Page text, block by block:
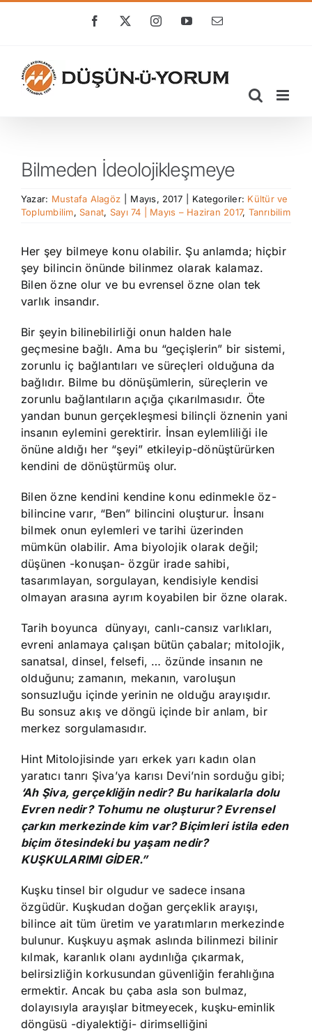
Facebook
X InstagramYouTube
E-
Bilmeden İdeolojikleşmeye
Yazar: Mustafa Alagöz Mayıs, 2017 Kategoriler: Kültür ve
Toplumbilim, Sanat, Sayı 74 | Mayıs – Haziran 2017, Tanrıbilim
Her şey bilmeye konu olabilir. Şu anlamda; hiçbir
şey bilincin önünde bilinmez olarak kalamaz.
Bilen özne olur ve bu evrensel özne olan tek
varlık insandır.
Bir şeyin bilinebilirliği onun halden hale
geçmesine bağlı. Ama bu “geçişlerin” bir sistemi,
zorunlu iç bağlantıları ve süreçleri olduğuna da
bağlıdır. Bilme bu dönüşümlerin, süreçlerin ve
zorunlu bağlantıların açığa çıkarılmasıdır. Öte
yandan bunun gerçekleşmesi bilinçli öznenin yani
insanın eylemini gerektirir. İnsan eylemliliği ile
önüne aldığı her “şeyi” etkileyip-dönüştürürken
kendini de dönüştürmüş olur.
Bilen özne kendini kendine konu edinmekle öz-
bilincine varır, “Ben” bilincini oluşturur. İnsanı
bilmek onun eylemleri ve tarihi üzerinden
mümkün olabilir. Ama biyolojik olarak değil;
düşünen -konuşan- özgür irade sahibi,
tasarımlayan, sorgulayan, kendisiyle kendisi
olmayan arasına ayrım koyabilen bir özne olarak.
Tarih boyunca dünyayı, canlı-cansız varlıkları,
evreni anlamaya çalışan bütün çabalar; mitolojik,
sanatsal, dinsel, felsefi, … özünde insanın ne
olduğunu; zamanın, mekanın, varoluşun
sonsuzluğu içinde yerinin ne olduğu arayışıdır.
Bu sonsuz akış ve döngü içinde bir anlam, bir
merkez sorgulamasıdır.
Hint Mitolojisinde yarı erkek yarı kadın olan
yaratıcı tanrı Şiva’ya karısı Devi’nin sorduğu gibi;
‘Ah Şiva, gerçekliğin nedir? Bu harikalarla dolu
Evren nedir? Tohumu ne oluşturur? Evrensel
çarkın merkezinde kim var? Biçimleri istila eden
biçim ötesindeki bu yaşam nedir?
KUŞKULARIMI GİDER.”
Kuşku tinsel bir olgudur ve sadece insana
özgüdür. Kuşkudan doğan gerçeklik arayışı,
bilince ait tüm üretim ve yaratımların merkezinde
bulunur. Kuşkuyu aşmak aslında bilinmezi bilinir
kılmak, karanlık olanı aydınlığa çıkarmak,
belirsizliğin korkusundan güvenliğin ferahlığına
ermektir. Ancak bu çaba asla son bulmaz,
dolayısıyla arayışlar bitmeyecek, kuşku-eminlik
döngüsü -diyalektiği- dirimselliğini